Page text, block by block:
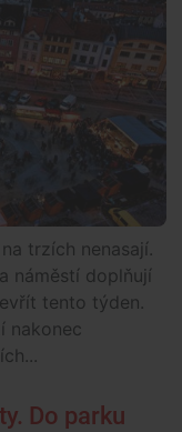
trzích nenasají.
náměstí doplňují
tento týden.
nakonec
Do parku